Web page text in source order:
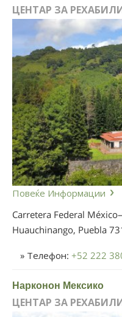
ЦЕНТАР ЗА
Повеќе Информации
Carretera Federal
Huauchinango, Puebla
» Телефон: +52 222
Нарконон Мексико
ЦЕНТАР ЗА